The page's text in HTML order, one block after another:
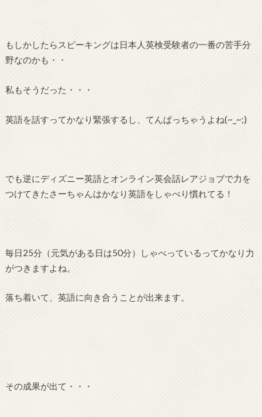
もしかしたらスピーキングは日本人英検受験者の一番の苦手分
野なのかも・・
私もそうだった・・・
英語を話すってかなり緊張するし、てんぱっちゃうよね(~_~;)
でも逆にディズニー英語とオンライン英会話レアジョブで力を
つけてきたさーちゃんはかなり英語をしゃべり慣れてる！
毎日25分（元気がある日は50分）しゃべっているってかなり力
がつきますよね。
落ち着いて、英語に向き合うことが出来ます。
その成果が出て・・・